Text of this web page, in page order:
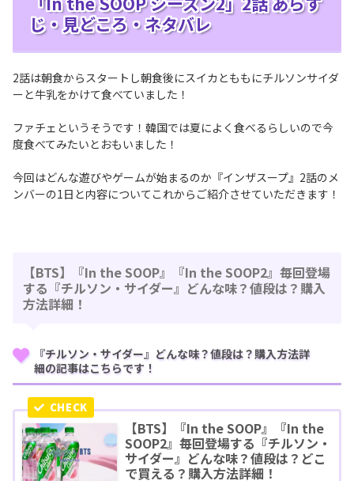
じ・見どころ・ネタバレ
2話は朝食からスタートし朝食後にスイカとももにチルソンサイダ
ーと牛乳をかけて食べていました！
ファチェというそうです！韓国では夏によく食べるらしいので今
度食べてみたいとおもいました！
今回はどんな遊びやゲームが始まるのか『インザスープ』2話のメ
ンバーの1日と内容についてこれからご紹介させていただきます！
【BTS】『In the SOOP』『In the SOOP2』毎回登場
する『チルソン・サイダー』どんな味？値段は？購入
方法詳細！
『チルソン・サイダー』どんな味？値段は？購入方法詳
細の記事はこちらです！
【BTS】『In the SOOP』『In the
SOOP2』毎回登場する『チルソン・
サイダー』どんな味？値段は？どこ
で買える？購入方法詳細！